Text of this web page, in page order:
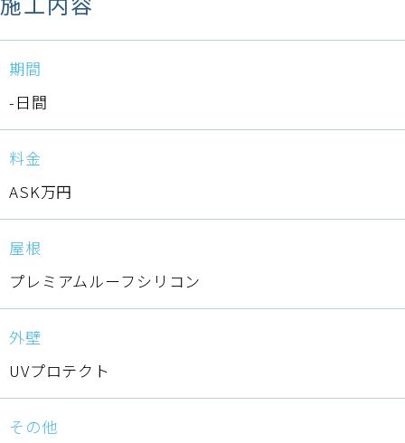
期間
-日間
料金
ASK万円
屋根
プレミアムルーフシリコン
外壁
UVプロテクト
その他